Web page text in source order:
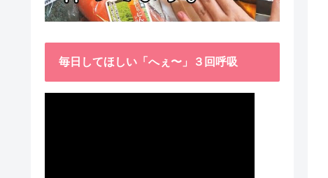
毎日してほしい「へぇ〜」３回呼吸